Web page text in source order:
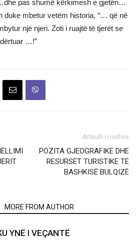
pas shumë kërkimesh e gjetën…
duke mbetur vetëm historia, “… që në
një njeri. Zoti i ruajtë të tjerët se
…!”
Artikulli i rradhes
POZITA GJEOGRAFIKE DHE
RESURSET TURISTIKE TË
BASHKISË BULQIZË
MORE FROM AUTHOR
YNË I VEÇANTË